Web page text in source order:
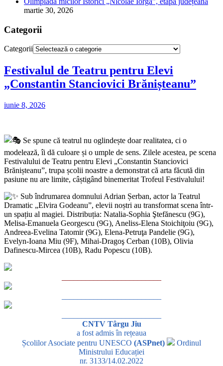
martie 30, 2026
Categorii
Categorii
Festivalul de Teatru pentru Elevi
„Constantin Stanciovici Brănișteanu”
iunie 8, 2026
Se spune că teatrul nu oglindește doar realitatea, ci o
modelează, îi dă culoare și o umple de sens. Zilele acestea, pe scena
Festivalului de Teatru pentru Elevi „Constantin Stanciovici
Brănișteanu”, trupa școlii noastre a demonstrat că arta făcută din
pasiune nu are limite, câștigând binemeritat Trofeul Festivalului!
Sub îndrumarea domnului Adrian Șerban, actor la Teatrul
Dramatic „Elvira Godeanu”, elevii noștri au transformat scena într-
un spațiu al magiei. Distribuția: Natalia-Sophia Ştefănescu (9G),
Melisa-Emanuela Georgescu (9G), Aneliss-Elena Stoichiţoiu (9G),
Andreea-Evelina Tatomir (9G), Elena-Petruţa Pandelie (9G),
Evelyn-Ioana Miu (9F), Mihai-Dragoş Cerban (10B), Olivia
Dafinescu-Mircea (10B), Radu Popescu (10B).
CNTV Târgu Jiu
a fost admis în rețeaua
Școlilor Asociate pentru UNESCO (ASPnet)
Ordinul
Ministrului Educației
nr. 3133/14.02.2022